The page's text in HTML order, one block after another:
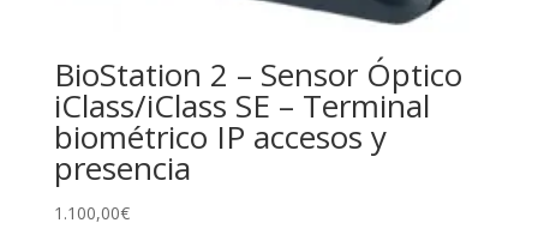
BioStation 2 – Sensor Óptico
iClass/iClass SE – Terminal
biométrico IP accesos y
presencia
1.100,00€